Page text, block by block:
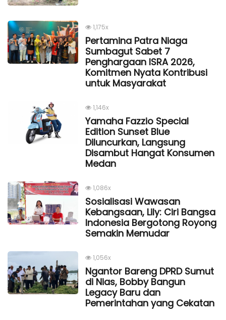
1,175x
Pertamina Patra Niaga
Sumbagut Sabet 7
Penghargaan ISRA 2026,
Komitmen Nyata Kontribusi
untuk Masyarakat
1,146x
Yamaha Fazzio Special
Edition Sunset Blue
Diluncurkan, Langsung
Disambut Hangat Konsumen
Medan
1,086x
Sosialisasi Wawasan
Kebangsaan, Lily: Ciri Bangsa
Indonesia Bergotong Royong
Semakin Memudar
1,056x
Ngantor Bareng DPRD Sumut
di Nias, Bobby Bangun
Legacy Baru dan
Pemerintahan yang Cekatan